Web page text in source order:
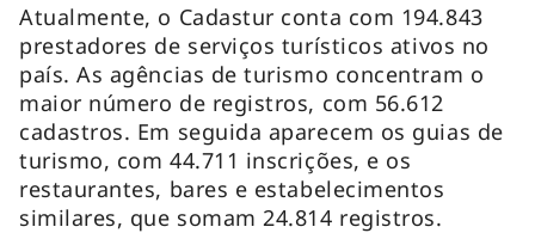
Atualmente, o Cadastur conta com 194.843
prestadores de serviços turísticos ativos no
país. As agências de turismo concentram o
maior número de registros, com 56.612
cadastros. Em seguida aparecem os guias de
turismo, com 44.711 inscrições, e os
restaurantes, bares e estabelecimentos
similares, que somam 24.814 registros.